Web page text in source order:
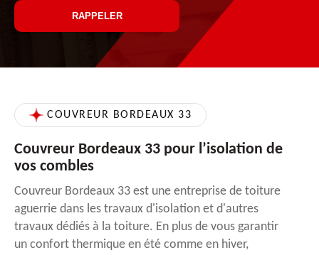
COUVREUR BORDEAUX 33
Couvreur Bordeaux 33 pour l’isolation de
vos combles
Couvreur Bordeaux 33 est une entreprise de toiture
aguerrie dans les travaux d'isolation et d'autres
travaux dédiés à la toiture. En plus de vous garantir
un confort thermique en été comme en hiver,